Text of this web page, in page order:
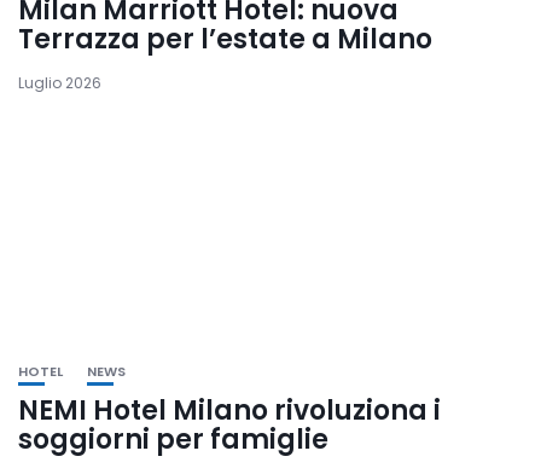
Milan Marriott Hotel: nuova
Terrazza per l’estate a Milano
Luglio 2026
HOTEL NEWS
NEMI Hotel Milano rivoluziona i
soggiorni per famiglie